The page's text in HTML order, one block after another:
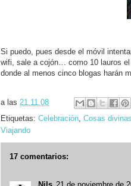
Si puedo, pues desde el móvil
wifi, sale a cojón… como 10 lauros
donde al menos cinco blogas harán
a las 21.11.08
Etiquetas: Celebración, Cosas divinas
Viajando
17 comentarios: